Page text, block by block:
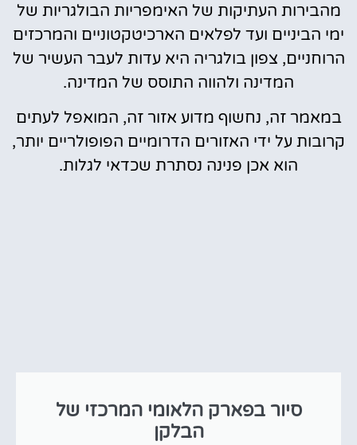
מהבירות העתיקות של האימפריות הבולגריות של
ימי הביניים ועד לפלאים הארכיטקטוניים והמרכזים
הרוחניים, צפון בולגריה היא עדות לעבר העשיר של
המדינה ולהווה התוסס של המדינה.
במאמר זה, נחשוף מדוע אזור זה, המואפל לעתים
קרובות על ידי האזורים הדרומיים הפופולריים יותר,
הוא אכן פנינה נסתרת שכדאי לגלות.
סיור בפארק הלאומי המרכזי של
הבלקן